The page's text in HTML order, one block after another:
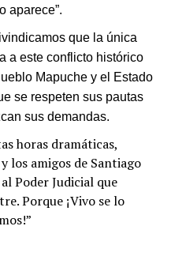
aparece”.
que la única
a este conflicto histórico
Mapuche y el Estado
se respeten sus pautas
sus demandas.
horas dramáticas,
los amigos de Santiago
Poder Judicial que
Porque ¡Vivo se lo